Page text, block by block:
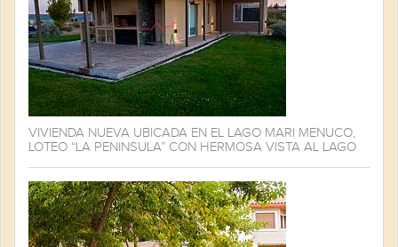
VIVIENDA NUEVA UBICADA EN EL LAGO MARI MENUCO,
LOTEO “LA PENINSULA” CON HERMOSA VISTA AL LAGO